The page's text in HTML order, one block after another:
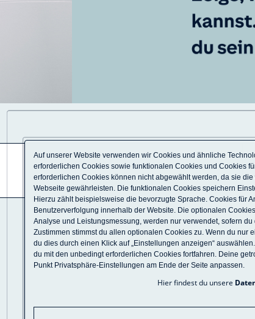
EINSATZORT
Ort,
Bundesland,
Land
ALLE TÄTIGKEITEN (126)
Auf unserer Website verwenden wir Cookies und ähnliche
erforderlichen Cookies sowie funktionalen Cookies und Cookies
erforderlichen Cookies können nicht abgewählt werden, da sie
Webseite gewährleisten. Die funktionalen Cookies speichern
Hierzu zählt beispielsweise die bevorzugte Sprache. Cookies für
Benutzerverfolgung innerhalb der Website. Die optionalen
Analyse und Leistungsmessung, werden nur verwendet, sofern
Zustimmen stimmst du allen optionalen Cookies zu. Wenn du nur
du dies durch einen Klick auf „Einstellungen anzeigen“
du mit den unbedingt erforderlichen Cookies fortfahren. Deine
Punkt Privatsphäre-Einstellungen am Ende der Seite anpassen.
Hier findest du unsere